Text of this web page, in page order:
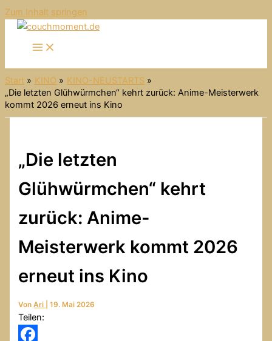
Zum Inhalt springen
Start KINO
KINO-NEUSTARTS
„Die letzten Glühwürmchen“ kehrt zurück: Anime-Meisterwerk
kommt 2026 erneut ins Kino
„Die letzten
Glühwürmchen“ kehrt
zurück: Anime-
Meisterwerk kommt 2026
erneut ins Kino
VonAri |19. Mai 2026
Teilen: